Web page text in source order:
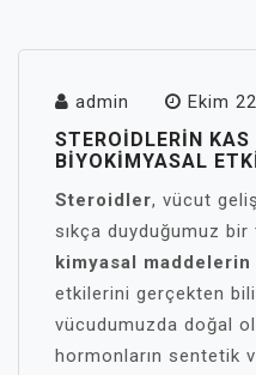
admin Ekim
STEROIDLERIN
BIYOKIMYASAL
Steroidler, vücut
sıkça duyduğumuz
kimyasal maddelerin
etkilerini gerçekten
vücudumuzda doğal
hormonların sentetik